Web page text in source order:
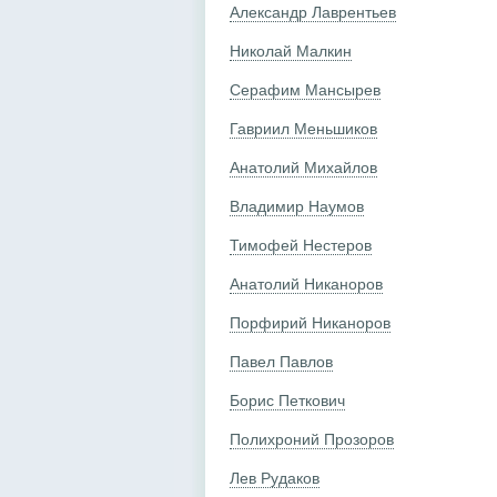
Александр Лаврентьев
Николай Малкин
Серафим Мансырев
Гавриил Меньшиков
Анатолий Михайлов
Владимир Наумов
Тимофей Нестеров
Анатолий Никаноров
Порфирий Никаноров
Павел Павлов
Борис Петкович
Полихроний Прозоров
Лев Рудаков